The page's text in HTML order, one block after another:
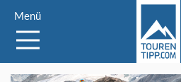
Menü